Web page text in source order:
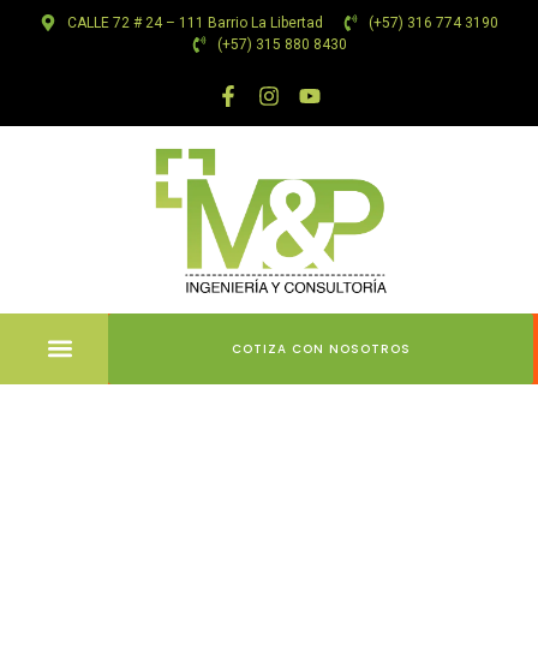
CALLE 72 # 24 – 111 Barrio La Libertad
(+57) 316 774 3190
(+57) 315 880 8430
COTIZA CON NOSOTROS